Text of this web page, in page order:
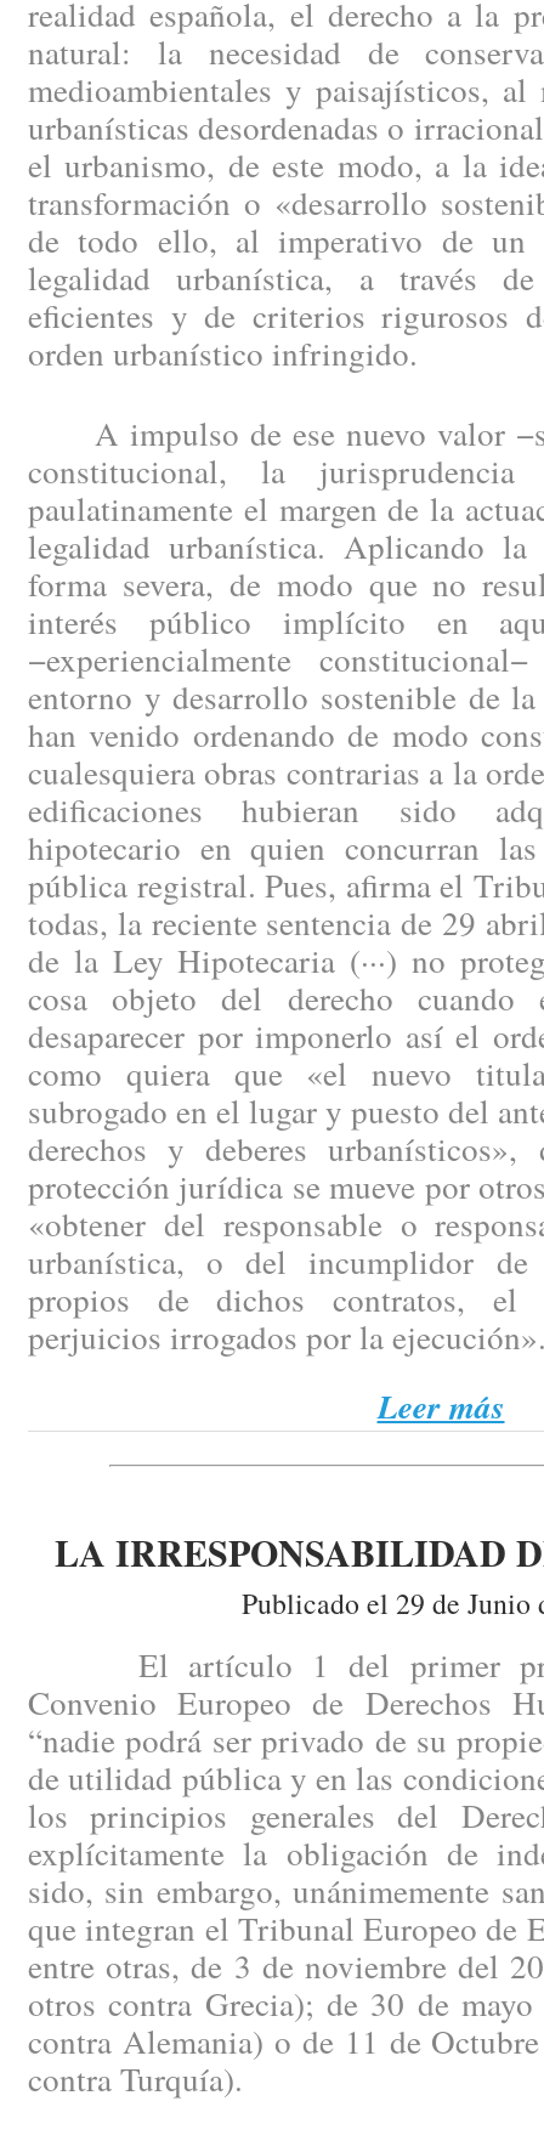
realidad española, el derecho a la
natural: la necesidad de
medioambientales y paisajísticos, al
urbanísticas desordenadas o
el urbanismo, de este modo, a la
transformación o «desarrollo
de todo ello, al imperativo de un
legalidad urbanística, a través
eficientes y de criterios rigurosos
orden urbanístico infringido.
A impulso de ese nuevo valor
constitucional, la
paulatinamente el margen de la
legalidad urbanística. Aplicando la
forma severa, de modo que no
interés público implícito en
−experiencialmente
entorno y desarrollo sostenible de
han venido ordenando de modo
cualesquiera obras contrarias a la
edificaciones hubieran sido
hipotecario en quien concurran
pública registral. Pues, afirma el
todas, la reciente sentencia de 29
de la Ley Hipotecaria (···) no
cosa objeto del derecho
desaparecer por imponerlo así el
como quiera que «el nuevo
subrogado en el lugar y puesto del
derechos y deberes
protección jurídica se mueve por
«obtener del responsable o
urbanística, o del incumplidor
propios de dichos contratos, el
perjuicios irrogados por la
Leer más
LA IRRESPONSABILIDAD
Publicado el 29 de Junio
El artículo 1 del primer
Convenio Europeo de Derechos
“nadie podrá ser privado de su
de utilidad pública y en las
los principios generales del
explícitamente la obligación de
sido, sin embargo, unánimemente
que integran el Tribunal Europeo de
entre otras, de 3 de noviembre del
otros contra Grecia); de 30 de
contra Alemania) o de 11 de
contra Turquía).